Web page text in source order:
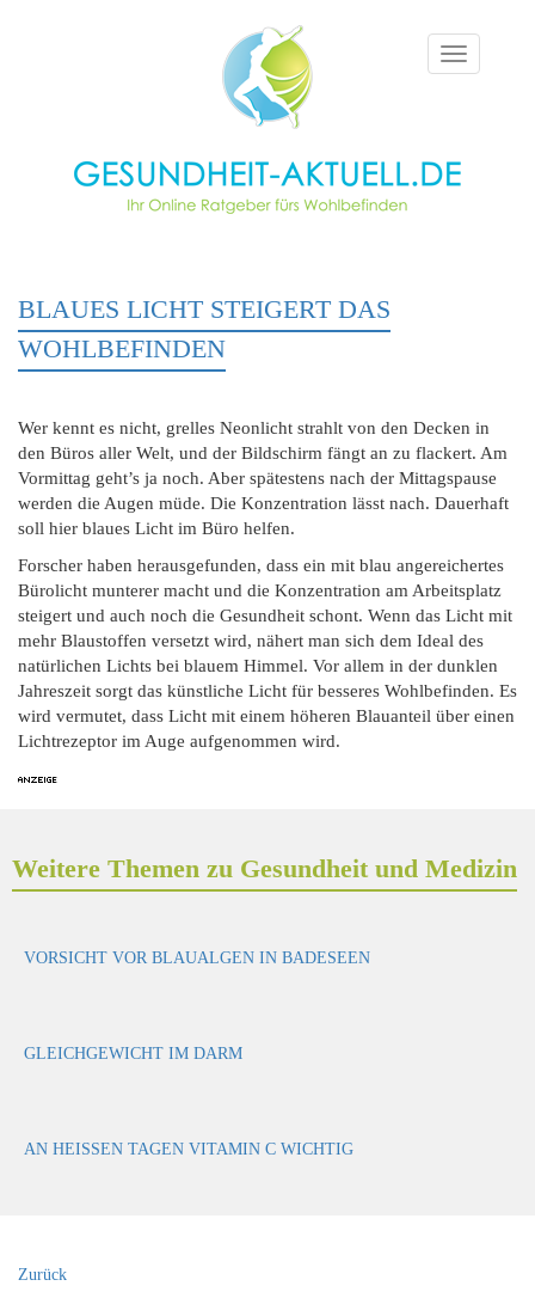
Toggle
navigation
BLAUES LICHT STEIGERT DAS
WOHLBEFINDEN
Wer kennt es nicht, grelles Neonlicht strahlt von den Decken in
den Büros aller Welt, und der Bildschirm fängt an zu flackert. Am
Vormittag geht’s ja noch. Aber spätestens nach der Mittagspause
werden die Augen müde. Die Konzentration lässt nach. Dauerhaft
soll hier blaues Licht im Büro helfen.
Forscher haben herausgefunden, dass ein mit blau angereichertes
Bürolicht munterer macht und die Konzentration am Arbeitsplatz
steigert und auch noch die Gesundheit schont. Wenn das Licht mit
mehr Blaustoffen versetzt wird, nähert man sich dem Ideal des
natürlichen Lichts bei blauem Himmel. Vor allem in der dunklen
Jahreszeit sorgt das künstliche Licht für besseres Wohlbefinden. Es
wird vermutet, dass Licht mit einem höheren Blauanteil über einen
Lichtrezeptor im Auge aufgenommen wird.
Weitere Themen zu Gesundheit und Medizin
VORSICHT VOR BLAUALGEN IN BADESEEN
GLEICHGEWICHT IM DARM
AN HEISSEN TAGEN VITAMIN C WICHTIG
Zurück